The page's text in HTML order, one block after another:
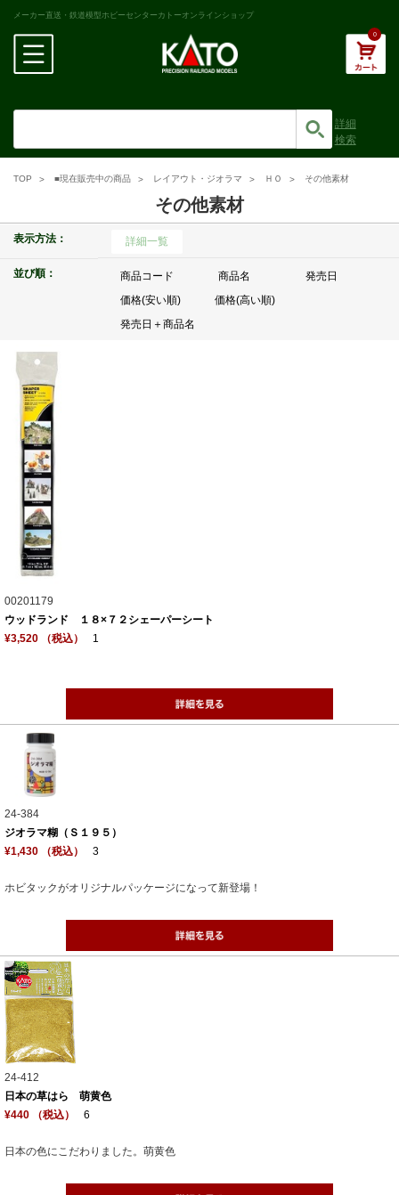
メーカー直送・鉄道模型ホビーセンターカトーオンラインショップ
0
詳細
検索
TOP ■現在販売中の商品 レイアウト・ジオラマ ＨＯ その他素材
その他素材
表示方法： 詳細一覧
並び順： 商品コード 商品名
発売日
価格(安い順)
価格(高い順)
発売日＋商品名
00201179
ウッドランド １８×７２シェーパーシート
¥3,520 （税込）
1
24-384
ジオラマ糊（Ｓ１９５）
¥1,430 （税込）
3
ホビタックがオリジナルパッケージになって新登場！
24-412
日本の草はら 萌黄色
¥440 （税込）
6
日本の色にこだわりました。萌黄色